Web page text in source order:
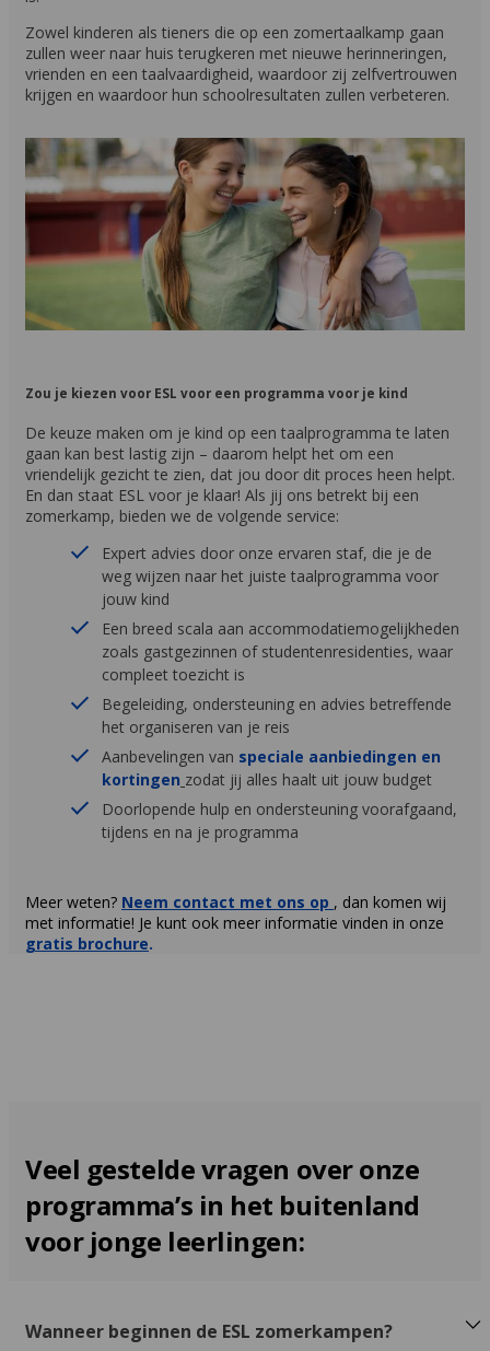
Zowel kinderen als tieners die op een zomertaalkamp gaan
zullen weer naar huis terugkeren met nieuwe herinneringen,
vrienden en een taalvaardigheid, waardoor zij zelfvertrouwen
krijgen en waardoor hun schoolresultaten zullen verbeteren.
Zou je kiezen voor ESL voor een programma voor je kind
De keuze maken om je kind op een taalprogramma te laten
gaan kan best lastig zijn – daarom helpt het om een
vriendelijk gezicht te zien, dat jou door dit proces heen helpt.
En dan staat ESL voor je klaar! Als jij ons betrekt bij een
zomerkamp, bieden we de volgende service:
Expert advies door onze ervaren staf, die je de
weg wijzen naar het juiste taalprogramma voor
jouw kind
Een breed scala aan accommodatiemogelijkheden
zoals gastgezinnen of studentenresidenties, waar
compleet toezicht is
Begeleiding, ondersteuning en advies betreffende
het organiseren van je reis
Aanbevelingen van speciale aanbiedingen en
kortingen zodat jij alles haalt uit jouw budget
Doorlopende hulp en ondersteuning voorafgaand,
tijdens en na je programma
Meer weten? Neem contact met ons op , dan komen wij
met informatie! Je kunt ook meer informatie vinden in onze
gratis brochure.
Veel gestelde vragen over onze
programma’s in het buitenland
voor jonge leerlingen:
Wanneer beginnen de ESL zomerkampen?